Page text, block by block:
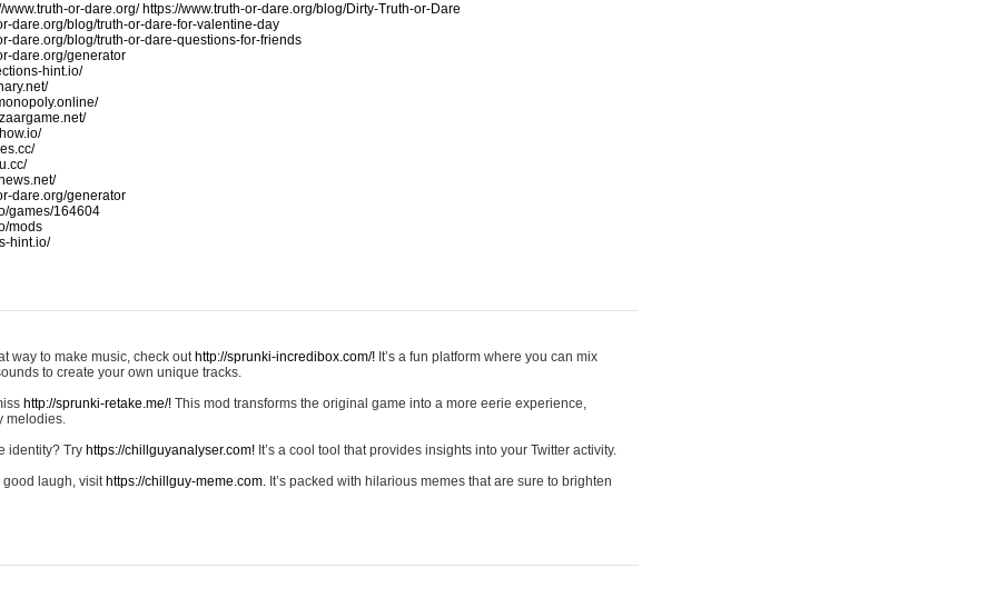
www.truth-or-dare.org/ https://www.truth-or-dare.org/blog/Dirty-Truth-or-Dare
dare.org/blog/truth-or-dare-for-valentine-day
dare.org/blog/truth-or-dare-questions-for-friends
dare.org/generator
hint.io/
dare.org/generator
games/164604
mods
hint.io/
way to make music, check out http://sprunki-incredibox.com/! It’s a fun platform where you can mix
to create your own unique tracks.
http://sprunki-retake.me/! This mod transforms the original game into a more eerie experience,
melodies.
identity? Try https://chillguyanalyser.com! It’s a cool tool that provides insights into your Twitter activity.
good laugh, visit https://chillguy-meme.com. It’s packed with hilarious memes that are sure to brighten